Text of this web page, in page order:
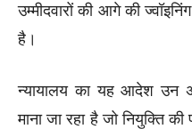
उम्मीदवारों की आगे की
है।
न्यायालय का यह आदेश उन
माना जा रहा है जो नियुक्ति